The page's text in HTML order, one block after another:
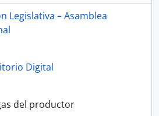
Legislativa – Asamblea
Digital
del productor